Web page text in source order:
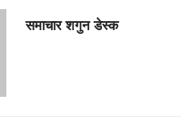
समाचार शगुन डेस्क